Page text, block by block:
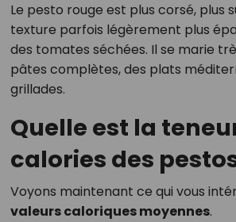
Le pesto rouge est plus corsé, plus
texture parfois légèrement plus
des tomates séchées. Il se marie
pâtes complètes, des plats
grillades.
Quelle est la
calories des
Voyons maintenant ce qui vous
valeurs caloriques moyennes.